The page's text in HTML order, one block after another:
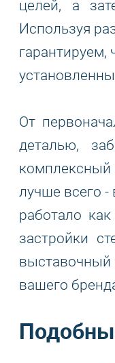
целей, а
Используя
От
деталью,
лучше всего -
работало
застройки
вашего